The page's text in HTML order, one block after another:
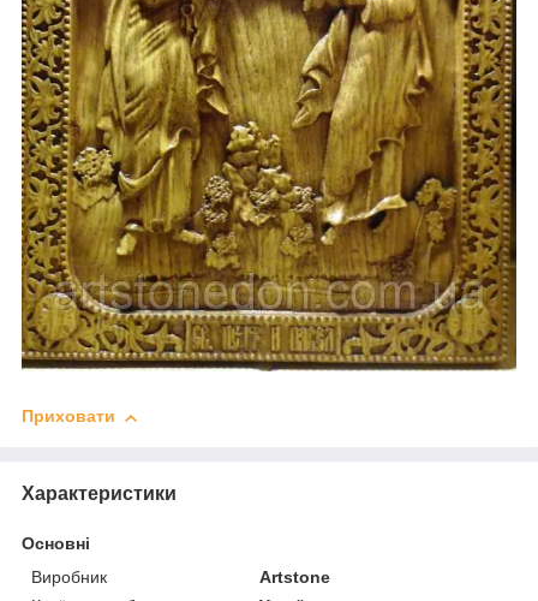
Приховати
Характеристики
Основні
Виробник
Artstone